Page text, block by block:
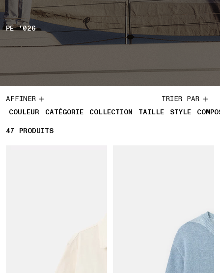
PÉ '026
AFFINER
COULEUR
CATÉGORIE COLLECTION TAILLE STYLE
TRIER PAR
47 47 PRODUITS
PRODUITS